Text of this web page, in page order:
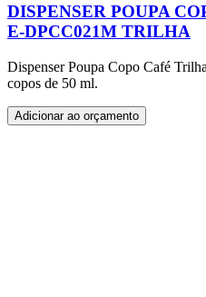
DISPENSER POUPA
E-DPCC021M TRILHA
Dispenser Poupa Copo Café
copos de 50 ml.
Adicionar ao orçamento